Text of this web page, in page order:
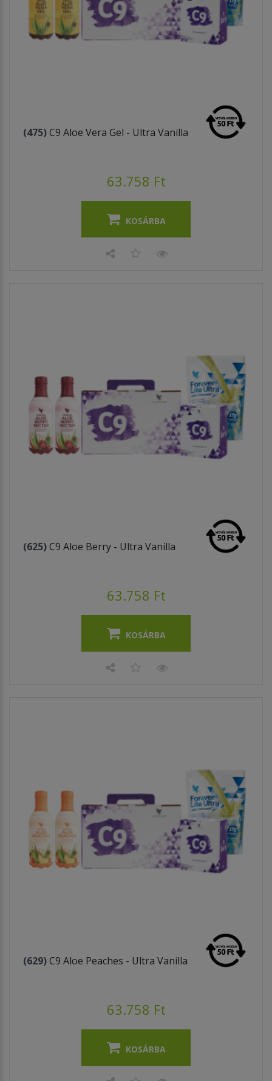
(475)C9 Aloe Vera Gel - Ultra Vanilla
63.758 Ft
KOSÁRBA
(625)C9 Aloe Berry - Ultra Vanilla
63.758 Ft
KOSÁRBA
(629)C9 Aloe Peaches - Ultra Vanilla
63.758 Ft
KOSÁRBA